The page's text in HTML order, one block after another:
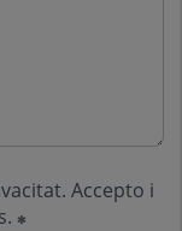
. Accepto i